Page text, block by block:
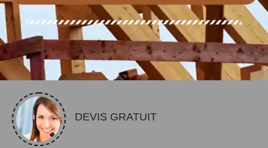
DEVIS GRATUIT